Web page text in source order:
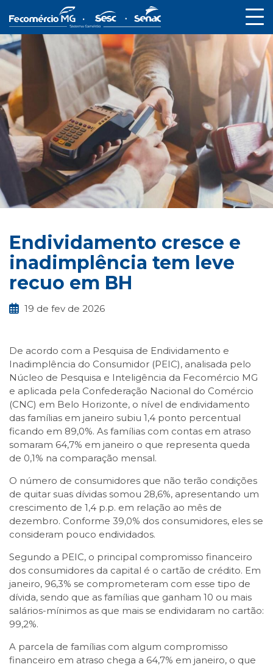
Endividamento cresce e
inadimplência tem leve
recuo em BH
19 de fev de 2026
De acordo com a Pesquisa de Endividamento e
Inadimplência do Consumidor (PEIC), analisada pelo
Núcleo de Pesquisa e Inteligência da Fecomércio MG
e aplicada pela Confederação Nacional do Comércio
(CNC) em Belo Horizonte, o nível de endividamento
das famílias em janeiro subiu 1,4 ponto percentual
ficando em 89,0%. As famílias com contas em atraso
somaram 64,7% em janeiro o que representa queda
de 0,1% na comparação mensal.
O número de consumidores que não terão condições
de quitar suas dívidas somou 28,6%, apresentando um
crescimento de 1,4 p.p. em relação ao mês de
dezembro. Conforme 39,0% dos consumidores, eles se
consideram pouco endividados.
Segundo a PEIC, o principal compromisso financeiro
dos consumidores da capital é o cartão de crédito. Em
janeiro, 96,3% se comprometeram com esse tipo de
dívida, sendo que as famílias que ganham 10 ou mais
salários-mínimos as que mais se endividaram no cartão:
99,2%.
A parcela de famílias com algum compromisso
financeiro em atraso chega a 64,7% em janeiro, o que